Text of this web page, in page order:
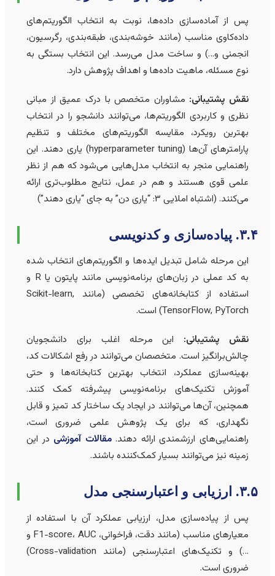
پس از آماده‌سازی داده‌ها، نوبت به انتخاب الگوریتم‌های
داده‌کاوی مناسب (مانند خوشه‌بندی، طبقه‌بندی، رگرسیون،
انجمنی و…) و ساخت مدل می‌رسد. این انتخاب بستگی به
نوع مسئله، ماهیت داده‌ها و اهداف پژوهش دارد.
نقش پشتیبانی:مشاوران متخصص با درک عمیق از مبانی
نظری و کاربردی الگوریتم‌ها، می‌توانند دانشجو را در انتخاب
بهترین رویکرد، مقایسه الگوریتم‌های مختلف و تنظیم
پارامترهای آن‌ها (hyperparameter tuning) یاری دهند. این
راهنمایی منجر به انتخاب مدل‌هایی می‌شود که هم از نظر
علمی قوی هستند و هم در عمل، نتایج مطلوب‌تری ارائه
می‌کنند. (اشتباه املایی ۳: “یاری دن” به جای “یاری دهند”)
این مرحله شامل تبدیل ایده‌ها و الگوریتم‌های انتخاب شده
به کد عملی در زبان‌های برنامه‌نویسی مانند پایتون یا R و
استفاده از کتابخانه‌های تخصصی (مانند Scikit-learn,
TensorFlow, PyTorch) است.
نقش پشتیبانی:این مرحله اغلب برای دانشجویان
چالش‌برانگیز است. متخصصان می‌توانند در رفع اشکالات کد،
بهینه‌سازی عملکرد، انتخاب بهترین کتابخانه‌ها و حتی
آموزش تکنیک‌های برنامه‌نویسی پیشرفته کمک کنند.
همچنین، آن‌ها می‌توانند در ایجاد یک ساختار کد تمیز و قابل
نگهداری، که برای یک پژوهش علمی ضروری است،
راهنمایی‌های ارزشمندی ارائه دهند.مقالات آموزشیدر این
زمینه نیز می‌توانند بسیار کمک‌کننده باشند.
پس از پیاده‌سازی مدل، ارزیابی عملکرد آن با استفاده از
معیارهای مناسب (مانند دقت، فراخوانی، F1-score، AUC و
…) و تکنیک‌های اعتبارسنجی (مانند Cross-validation)
ضروری است.